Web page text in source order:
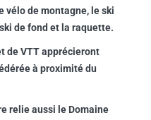
vélo de montagne, le ski
de fond et la raquette.
de VTT apprécieront
à proximité du
relie aussi le Domaine